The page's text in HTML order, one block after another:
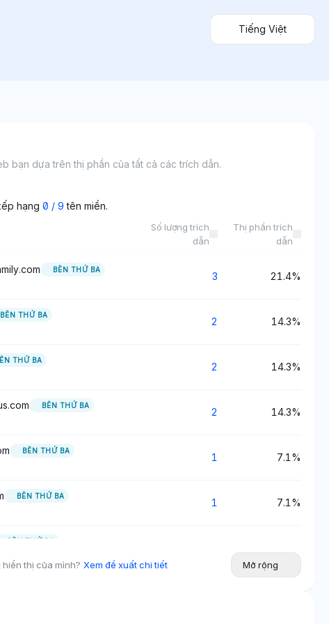
Tiếng Việt
bạn dựa trên thị phần của tất cả các trích dẫn.
hạng 0 / 9 tên miền.
Số lượng trích
dẫn
Thị phần trích
dẫn
BÊN THỨ BA
3 21.4%
BÊN THỨ BA
2 14.3%
THỨ BA
2 14.3%
BÊN THỨ BA
2 14.3%
BÊN THỨ BA
1 7.1%
BÊN THỨ BA
1 7.1%
BÊN THỨ BA
thị của mình? Xem đề xuất chi tiết Mở rộng